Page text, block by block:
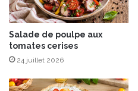
Salade de poulpe aux
tomates cerises
24 juillet 2026